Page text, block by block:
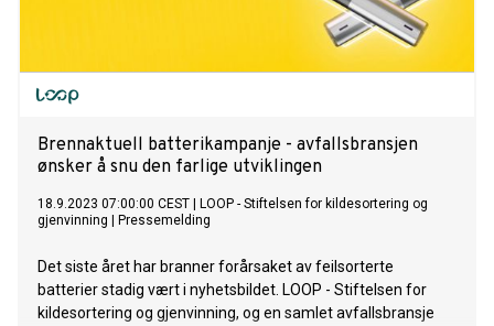
Brennaktuell batterikampanje - avfallsbransjen
ønsker å snu den farlige utviklingen
18.9.2023 07:00:00 CEST
LOOP - Stiftelsen for kildesortering og
gjenvinning
Pressemelding
Det siste året har branner forårsaket av feilsorterte
batterier stadig vært i nyhetsbildet. LOOP - Stiftelsen for
kildesortering og gjenvinning, og en samlet avfallsbransje